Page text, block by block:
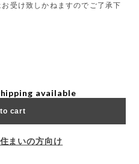
受け致しかねますのでご了承下
available
cart
まいの方向け